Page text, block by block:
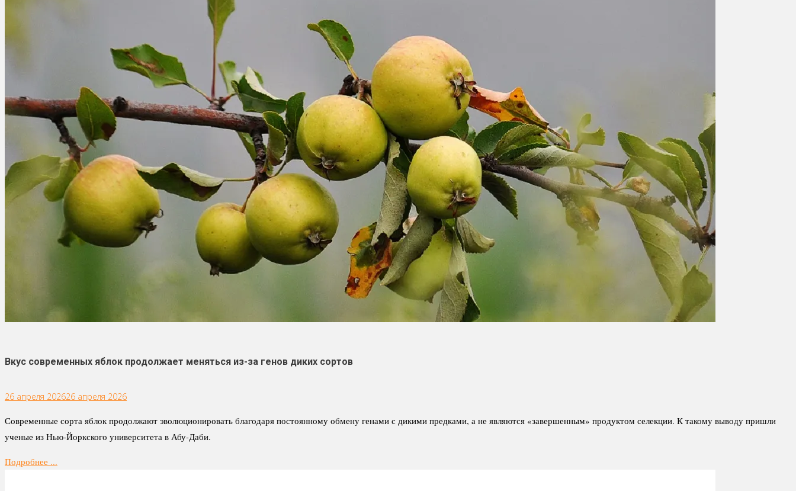
Вкус современных яблок продолжает меняться из-за генов диких сортов
26 апреля 202626 апреля 2026
Современные сорта яблок продолжают эволюционировать благодаря постоянному обмену генами с дикими предками, а не являются «завершенным» продуктом селекции. К такому выводу пришли
ученые из Нью-Йоркского университета в Абу-Даби.
Подробнее ...